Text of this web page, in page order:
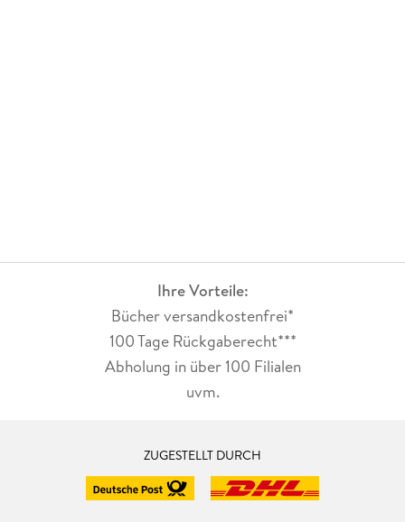
Ihre Vorteile:
Bücher versandkostenfrei*
100 Tage Rückgaberecht***
Abholung in über 100 Filialen
uvm.
ZUGESTELLT DURCH